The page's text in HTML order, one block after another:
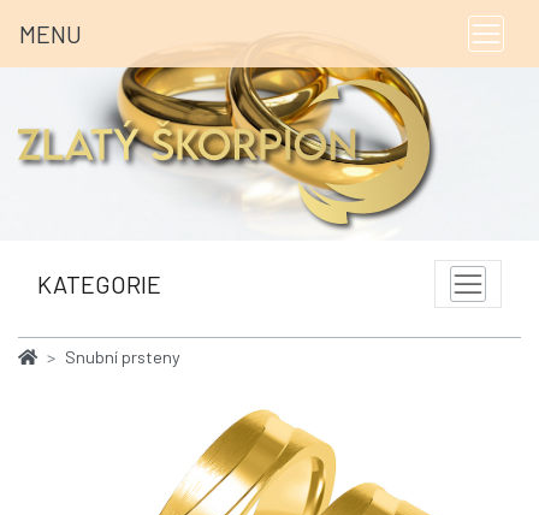
MENU
KATEGORIE
Snubní prsteny